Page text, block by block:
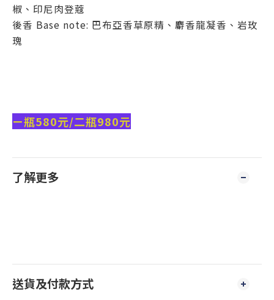
椒、印尼肉登蔻
後香 Base note: 巴布亞香草原精、麝香龍凝香、岩玫
瑰
ㄧ瓶580元/二瓶980元
了解更多
送貨及付款方式